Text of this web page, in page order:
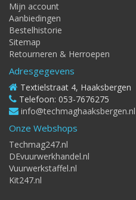
Mijn account
Aanbiedingen
Bestelhistorie
Sitemap
Retourneren & Herroepen
Adresgegevens
Textielstraat 4, Haaksbergen
Telefoon: 053-7676275
info@techmaghaaksbergen.nl
Onze Webshops
Techmag247.nl
DEvuurwerkhandel.nl
Vuurwerkstaffel.nl
Kit247.nl